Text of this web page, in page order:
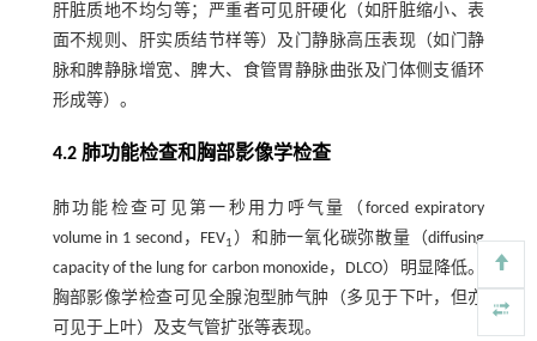
肝脏质地不均匀等；严重者可见肝硬化（如肝脏缩小、表
面不规则、肝实质结节样等）及门静脉高压表现（如门静
脉和脾静脉增宽、脾大、食管胃静脉曲张及门体侧支循环
形成等）。
4.2 肺功能检查和胸部影像学检查
肺功能检查可见第一秒用力呼气量（forced expiratory
volume in 1 second，FEV1 ）和肺一氧化碳弥散量（diffusing
capacity of the lung for carbon monoxide，DLCO）明显降低。
胸部影像学检查可见全腺泡型肺气肿（多见于下叶，但亦
可见于上叶）及支气管扩张等表现。